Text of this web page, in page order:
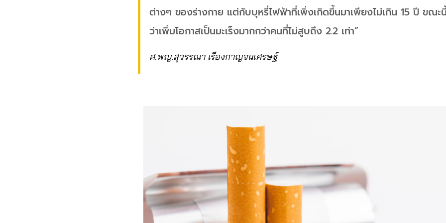
ต่างๆ ของร่างกาย แต่กับบุหรี่ไฟฟ้าที่เพิ่งเกิดขึ้นมาเพียงไม่เกิน 15 ปี ขณ
ว่าเพิ่มโอกาสเป็นมะเร็งมากกว่าคนที่ไม่สูบถึง 2.2 เท่า”
ศ.พญ.สุวรรณา เรืองกาญจนเศรษฐ์